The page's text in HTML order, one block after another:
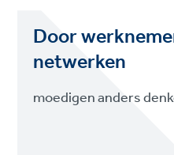
Door
netwerken
moedigen anders